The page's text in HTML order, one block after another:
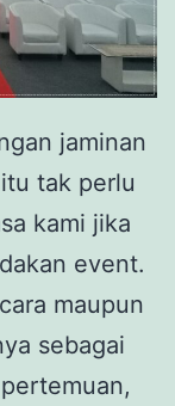
jaminan
tak perlu
kami jika
event.
maupun
sebagai